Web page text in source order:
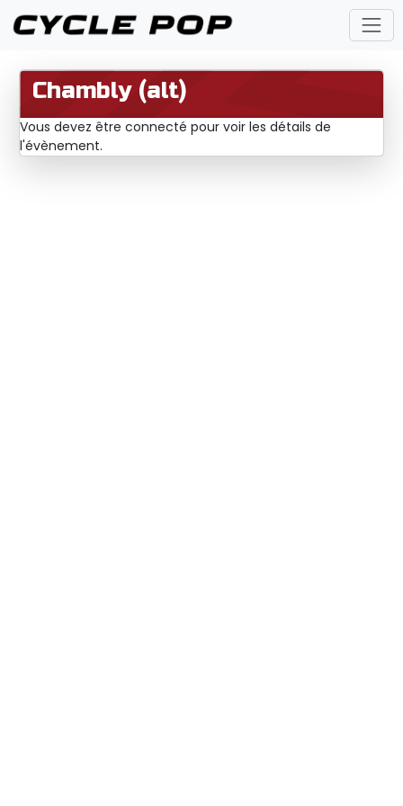
Chambly (alt)
Vous devez être connecté pour voir les détails de
l'évènement.